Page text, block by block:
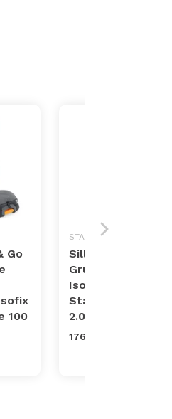
Go
100
STAR IBABY
Silla de Coche
Grupo 0 1 2 3
Isofix y giratoria
Star Ibaby Travel
2.0
176,47 €